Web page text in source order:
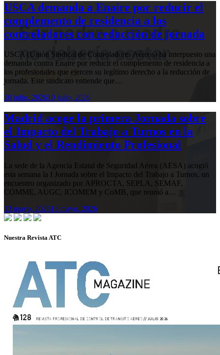
USCA demanda a Enaire por reducir el
complemento de residencia a los
controladores con reducción de jornada
USCA (Unión Sindical de Controladores Aéreos) ha interpuesto una
demanda contra Enaire por reducir el complemento de residencia a
los profesionales que ejercen su legítimo derecho a la reducción de
jornada. Este sindicato entiende que…
10 julio, 202610 julio, 2026
Madrid acoge la primera Jornada sobre
el Impacto del Trabajo a Turnos en la
Salud y el Rendimiento Profesional
La sede de la Agencia Estatal de Seguridad Aérea (AESA) acogió
esta semana la I Jornada sobre el Impacto del Trabajo a Turnos, un
encuentro organizado por APROCTA, SEPLA, SEMAF,
COMME, AUGC, ICOMEM y CoMB, que reunió a…
13 mayo, 202613 mayo, 2026
Nuestra Revista ATC